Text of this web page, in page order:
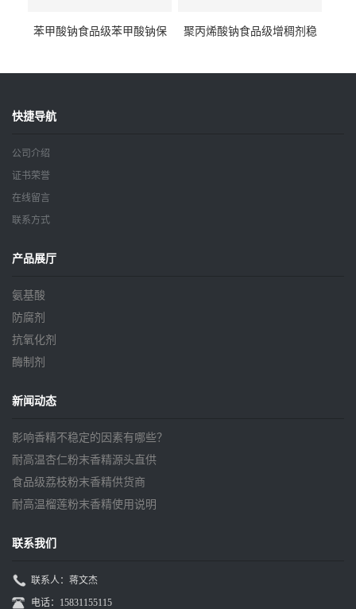
苯甲酸钠食品级苯甲酸钠保
聚丙烯酸钠食品级增稠剂稳
快捷导航
公司介绍
证书荣誉
在线留言
联系方式
产品展厅
氨基酸
防腐剂
抗氧化剂
酶制剂
新闻动态
影响香精不稳定的因素有哪些？
耐高温杏仁粉末香精源头直供
食品级荔枝粉末香精供货商
耐高温榴莲粉末香精使用说明
联系我们
联系人：蒋文杰
电话：15831155115